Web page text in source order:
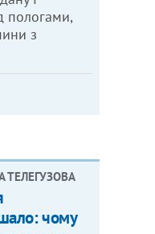
пологами,
з
ТЕЛЕГУЗОВА
чому